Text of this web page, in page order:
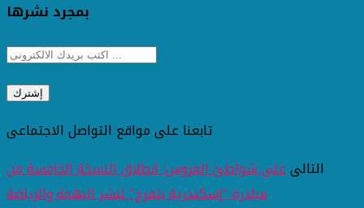
بمجرد نشرها
تابعنا على مواقع التواصل الاجتماعى
التالىعلى شواطئ العروس: انطلاق النسخة الخامسة من
مبادرة "إسكندرية بتفرح" لنشر البهجة والرياضة